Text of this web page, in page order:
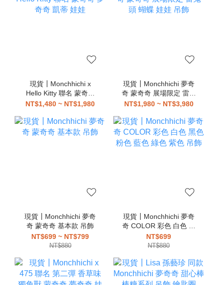
現貨┃Monchhichi x
Hello Kitty 聯名 蒙奇奇
夢奇奇 凱蒂 娃娃
NT$1,480 ~ NT$1,980
現貨┃Monchhichi 夢奇
奇 蒙奇奇 展場限定 雷鬼
頭 蝴蝶 娃娃 吊飾
NT$1,980 ~ NT$3,980
現貨┃Monchhichi 夢奇
奇 蒙奇奇 基本款 吊飾
NT$699 ~ NT$799
NT$880
現貨┃Monchhichi 夢奇
奇 COLOR 彩色 白色 黑
色 粉色 藍色 綠色 紫色
吊飾
NT$699
NT$880